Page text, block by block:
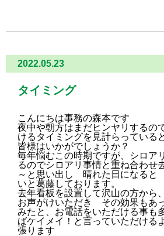
2022.05.23
タイミング
こんにちは事務の森本です
夜中や朝方はまだヒンヤリするの
けるタイミングを見計らっている
皆様はいかがでしょうか？
毎年悩むこの時期ですが、シロア
るのでシロアリ事情と重ね合わせ
～と思い出し 晴れた日 になると
いと葛藤しております。
去年看板を設置して沢山の方から
お声がけいただき その効果もあ
みたと、お電話をいただける事も
ばケイメイ！と言っていただける
張ります